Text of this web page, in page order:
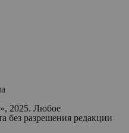
2025. Любое
без разрешения редакции